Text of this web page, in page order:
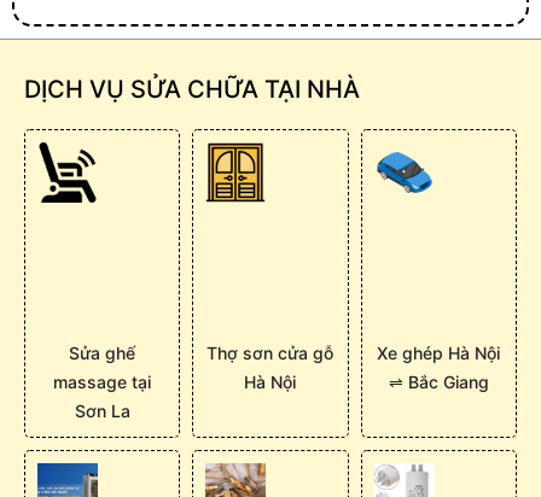
DỊCH VỤ SỬA CHỮA TẠI NHÀ
Sửa ghế
massage tại
Sơn La
Thợ sơn cửa gỗ
Hà Nội
Xe ghép Hà Nội
⇌ Bắc Giang